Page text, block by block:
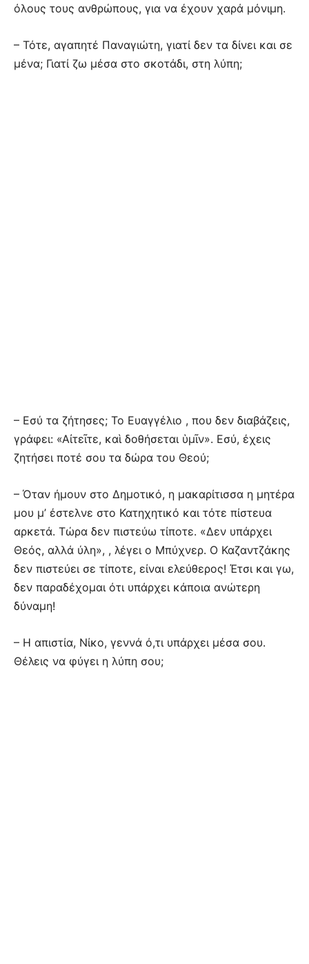
όλους τους ανθρώπους, για να έχουν χαρά μόνιμη.
– Τότε, αγαπητέ Παναγιώτη, γιατί δεν τα δίνει και σε
μένα; Γιατί ζω μέσα στο σκοτάδι, στη λύπη;
– Εσύ τα ζήτησες; Το Ευαγγέλιο , που δεν διαβάζεις,
γράφει: «Αἰτεῖτε, καὶ δοθήσεται ὑμῖν». Εσύ, έχεις
ζητήσει ποτέ σου τα δώρα του Θεού;
– Όταν ήμουν στο Δημοτικό, η μακαρίτισσα η μητέρα
μου μ’ έστελνε στο Κατηχητικό και τότε πίστευα
αρκετά. Τώρα δεν πιστεύω τίποτε. «Δεν υπάρχει
Θεός, αλλά ύλη», , λέγει ο Μπύχνερ. Ο Καζαντζάκης
δεν πιστεύει σε τίποτε, είναι ελεύθερος! Έτσι και γω,
δεν παραδέχομαι ότι υπάρχει κάποια ανώτερη
δύναμη!
– Η απιστία, Νίκο, γεννά ό,τι υπάρχει μέσα σου.
Θέλεις να φύγει η λύπη σου;